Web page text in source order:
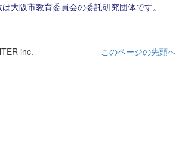
大阪市教育委員会の委託研究団体です。
このページの先頭へ
inc.